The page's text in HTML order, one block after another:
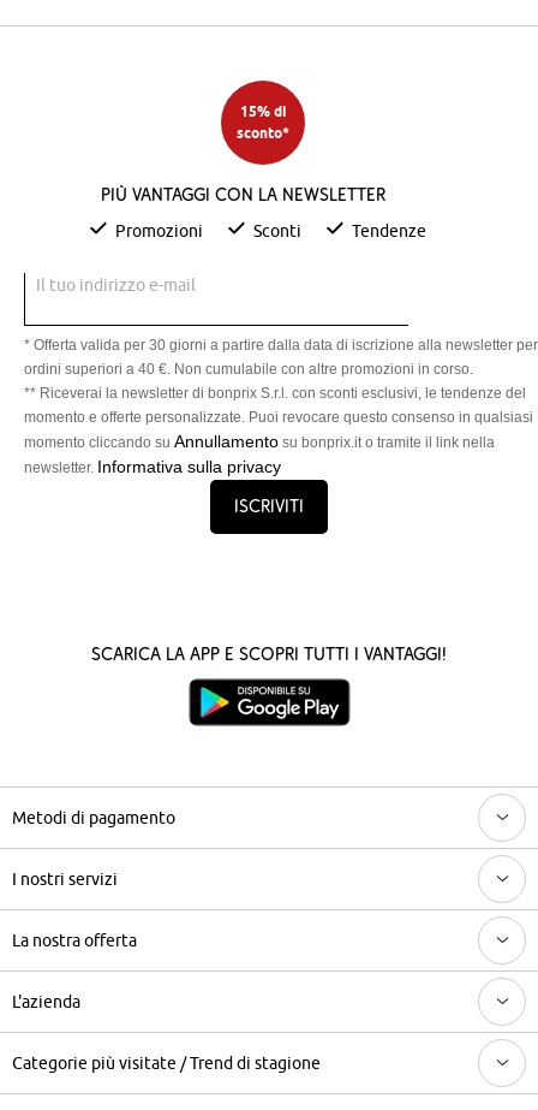
15% di
sconto*
Più vantaggi con la newsletter
Promozioni Sconti Tendenze
Il tuo indirizzo e-mail
* Offerta valida per 30 giorni a partire dalla data di iscrizione alla newsletter per
ordini superiori a 40 €. Non cumulabile con altre promozioni in corso.
** Riceverai la newsletter di bonprix S.r.l. con sconti esclusivi, le tendenze del
momento e offerte personalizzate. Puoi revocare questo consenso in qualsiasi
momento cliccando su Annullamento su bonprix.it o tramite il link nella
newsletter. Informativa sulla privacy
Iscriviti
Scarica la App e scopri tutti i vantaggi!
Metodi di pagamento
I nostri servizi
La nostra offerta
L'azienda
Categorie più visitate / Trend di stagione